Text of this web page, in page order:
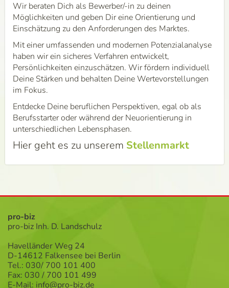
Wir beraten Dich als Bewerber/-in zu deinen
Möglichkeiten und geben Dir eine Orientierung und
Einschätzung zu den Anforderungen des Marktes.
Mit einer umfassenden und modernen Potenzialanalyse
haben wir ein sicheres Verfahren entwickelt,
Persönlichkeiten einzuschätzen. Wir fördern individuell
Deine Stärken und behalten Deine Wertevorstellungen
im Fokus.
Entdecke Deine beruflichen Perspektiven, egal ob als
Berufsstarter oder während der Neuorientierung in
unterschiedlichen Lebensphasen.
Hier geht es zu unserem Stellenmarkt
pro-biz
pro-biz Inh. D. Landschulz
Havelländer Weg 24
D-14612 Falkensee bei Berlin
Tel.: 030/ 700 101 400
Fax: 030 / 700 101 499
E-Mail: info@pro-biz.de